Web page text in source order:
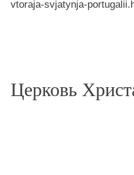
vtoraja-svjatynja-
Церковь